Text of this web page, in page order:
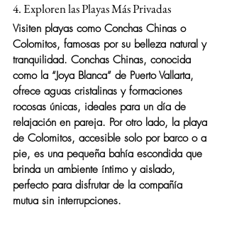
4. Exploren las Playas Más Privadas
Visiten playas como Conchas Chinas o
Colomitos, famosas por su belleza natural y
tranquilidad. Conchas Chinas, conocida
como la “Joya Blanca” de Puerto Vallarta,
ofrece aguas cristalinas y formaciones
rocosas únicas, ideales para un día de
relajación en pareja. Por otro lado, la playa
de Colomitos, accesible solo por barco o a
pie, es una pequeña bahía escondida que
brinda un ambiente íntimo y aislado,
perfecto para disfrutar de la compañía
mutua sin interrupciones.